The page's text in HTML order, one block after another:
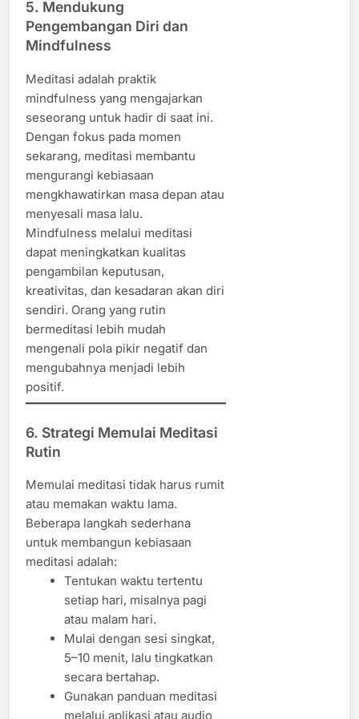
5. Mendukung
Pengembangan Diri dan
Mindfulness
Meditasi adalah praktik
mindfulness yang mengajarkan
seseorang untuk hadir di saat ini.
Dengan fokus pada momen
sekarang, meditasi membantu
mengurangi kebiasaan
mengkhawatirkan masa depan atau
menyesali masa lalu.
Mindfulness melalui meditasi
dapat meningkatkan kualitas
pengambilan keputusan,
kreativitas, dan kesadaran akan diri
sendiri. Orang yang rutin
bermeditasi lebih mudah
mengenali pola pikir negatif dan
mengubahnya menjadi lebih
positif.
6. Strategi Memulai Meditasi
Rutin
Memulai meditasi tidak harus rumit
atau memakan waktu lama.
Beberapa langkah sederhana
untuk membangun kebiasaan
meditasi adalah:
Tentukan waktu tertentu
setiap hari, misalnya pagi
atau malam hari.
Mulai dengan sesi singkat,
5–10 menit, lalu tingkatkan
secara bertahap.
Gunakan panduan meditasi
melalui aplikasi atau audio